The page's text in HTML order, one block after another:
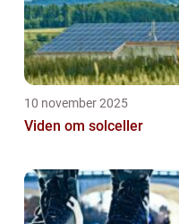
10 november 2025
Viden om solceller